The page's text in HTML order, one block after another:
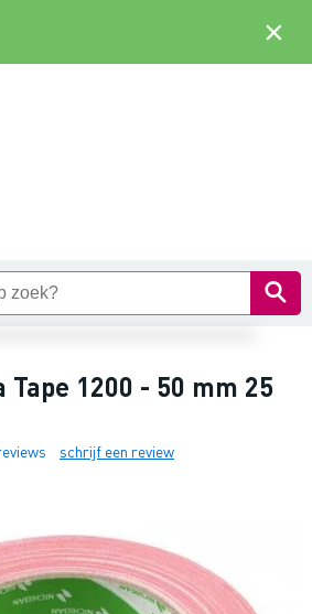
1200 - 50 mm 25
schrijf een review
×